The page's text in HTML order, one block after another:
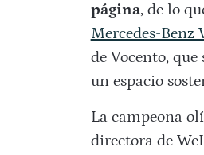
página, de lo
Mercedes-Benz
de Vocento,
un espacio
La campeona
directora de